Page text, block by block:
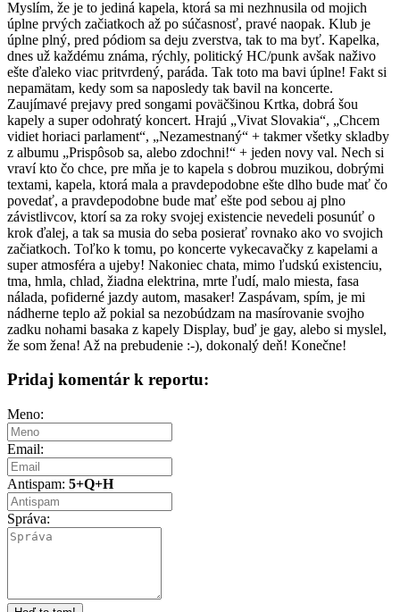
Myslím, že je to jediná kapela, ktorá sa mi nezhnusila od mojich
úplne prvých začiatkoch až po súčasnosť, pravé naopak. Klub je
úplne plný, pred pódiom sa deju zverstva, tak to ma byť. Kapelka,
dnes už každému známa, rýchly, politický HC/punk avšak naživo
ešte ďaleko viac pritvrdený, paráda. Tak toto ma bavi úplne! Fakt si
nepamätam, kedy som sa naposledy tak bavil na koncerte.
Zaujímavé prejavy pred songami poväčšinou Krtka, dobrá šou
kapely a super odohratý koncert. Hrajú „Vivat Slovakia“, „Chcem
vidiet horiaci parlament“, „Nezamestnaný“ + takmer všetky skladby
z albumu „Prispôsob sa, alebo zdochni!“ + jeden novy val. Nech si
vraví kto čo chce, pre mňa je to kapela s dobrou muzikou, dobrými
textami, kapela, ktorá mala a pravdepodobne ešte dlho bude mať čo
povedať, a pravdepodobne bude mať ešte pod sebou aj plno
závistlivcov, ktorí sa za roky svojej existencie nevedeli posunúť o
krok ďalej, a tak sa musia do seba posierať rovnako ako vo svojich
začiatkoch. Toľko k tomu, po koncerte vykecavačky z kapelami a
super atmosféra a ujeby! Nakoniec chata, mimo ľudskú existenciu,
tma, hmla, chlad, žiadna elektrina, mrte ľudí, malo miesta, fasa
nálada, pofiderné jazdy autom, masaker! Zaspávam, spím, je mi
nádherne teplo až pokial sa nezobúdzam na masírovanie svojho
zadku nohami basaka z kapely Display, buď je gay, alebo si myslel,
že som žena! Až na prebudenie :-), dokonalý deň! Konečne!
Pridaj komentár k reportu:
Meno:
Email:
Antispam: 5+Q+H
Správa: